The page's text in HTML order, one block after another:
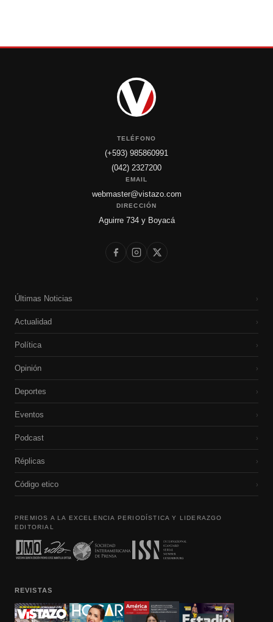
TELÉFONO
(+593) 985860991
(042) 2327200
EMAIL
webmaster@vistazo.com
DIRECCIÓN
Aguirre 734 y Boyacá
Últimas Noticias ›
Actualidad ›
Política ›
Opinión ›
Deportes ›
Eventos ›
Podcast ›
Réplicas ›
Código etico ›
PREMIOS A LA EXCELENCIA PERIODÍSTICA Y LIDERAZGO
EDITORIAL
REVISTAS